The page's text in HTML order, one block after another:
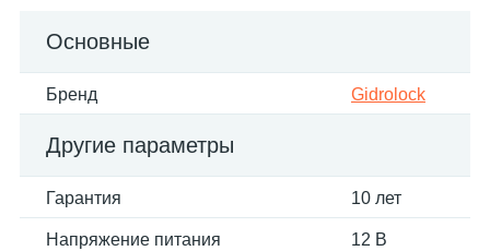
Основные
Бренд Gidrolock
Другие параметры
Гарантия 10 лет
Напряжение питания 12 В